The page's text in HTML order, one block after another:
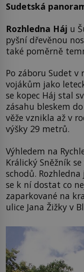
Sudetská
Rozhledna Háj u
pyšní dřevěnou
také poměrně
Po záboru Sudet v
vojákům jako
se kopec Háj stal
zásahu bleskem
věže vznikla až v
výšky 29 metrů.
Výhledem na
Králický Sněžník
schodů.
se k ní dostat co
zaparkované na
ulice Jana Žižky v